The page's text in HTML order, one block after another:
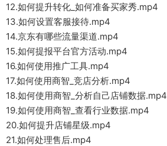
12.如何提升转化_如何准备买家秀.mp4
13.如何设置客服接待.mp4
14.京东有哪些流量渠道.mp4
15.如何提报平台官方活动.mp4
16.如何使用推广工具.mp4
17.如何使用商智_竞店分析.mp4
18.如何使用商智_分析自己店铺数据.mp4
19.如何使用商智_查看行业数据.mp4
20.如何提升店铺星级.mp4
21.如何处理售后.mp4